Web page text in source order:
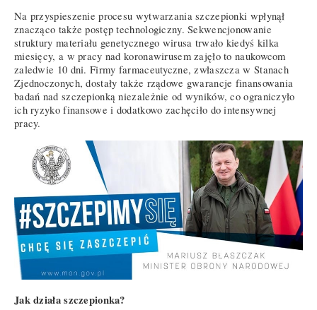
Na przyspieszenie procesu wytwarzania szczepionki wpłynął
znacząco także postęp technologiczny. Sekwencjonowanie
struktury materiału genetycznego wirusa trwało kiedyś kilka
miesięcy, a w pracy nad koronawirusem zajęło to naukowcom
zaledwie 10 dni. Firmy farmaceutyczne, zwłaszcza w Stanach
Zjednoczonych, dostały także rządowe gwarancje finansowania
badań nad szczepionką niezależnie od wyników, co ograniczyło
ich ryzyko finansowe i dodatkowo zachęciło do intensywnej
pracy.
Jak działa szczepionka?